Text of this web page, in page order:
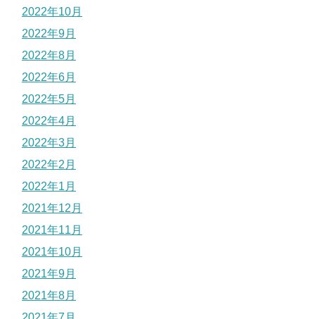
2022年10月
2022年9月
2022年8月
2022年6月
2022年5月
2022年4月
2022年3月
2022年2月
2022年1月
2021年12月
2021年11月
2021年10月
2021年9月
2021年8月